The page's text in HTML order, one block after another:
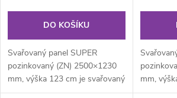
DO KOŠÍKU
Svařovaný panel SUPER
pozinkovaný (ZN) 2500×1230
mm, výška 123 cm je svařovaný
pozinkovaný plotový panel o
mm,